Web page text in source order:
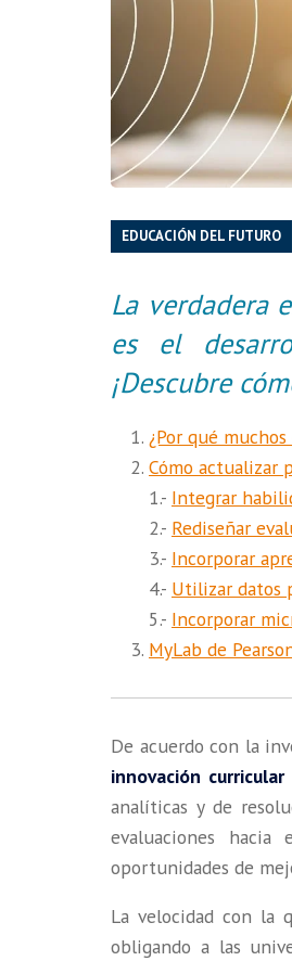
EDUCACIÓN DEL FUTURO
La verdadera
es el
¡Descubre
¿Por qué
Cómo actualizar
1.- Integrar
2.- Rediseñar
3.- Incorporar
4.- Utilizar datos
5.- Incorporar
MyLab de
De acuerdo con la
innovación
analíticas y de
evaluaciones
oportunidades de
La velocidad con la
obligando a las